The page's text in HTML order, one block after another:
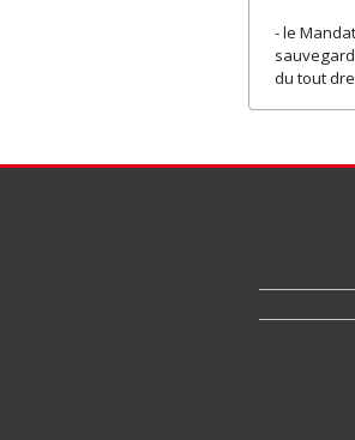
- le
du tout